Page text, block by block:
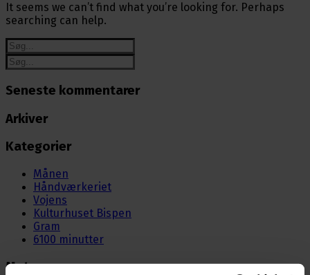
It seems we can’t find what you’re looking for. Perhaps
searching can help.
Seneste kommentarer
Arkiver
Kategorier
Månen
Håndværkeriet
Vojens
Kulturhuset Bispen
Gram
6100 minutter
Meta